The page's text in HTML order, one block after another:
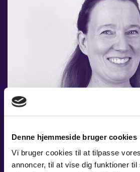
Denne hjemmeside bruger cookies
Vi bruger cookies til at tilpasse
annoncer, til at vise dig funktioner